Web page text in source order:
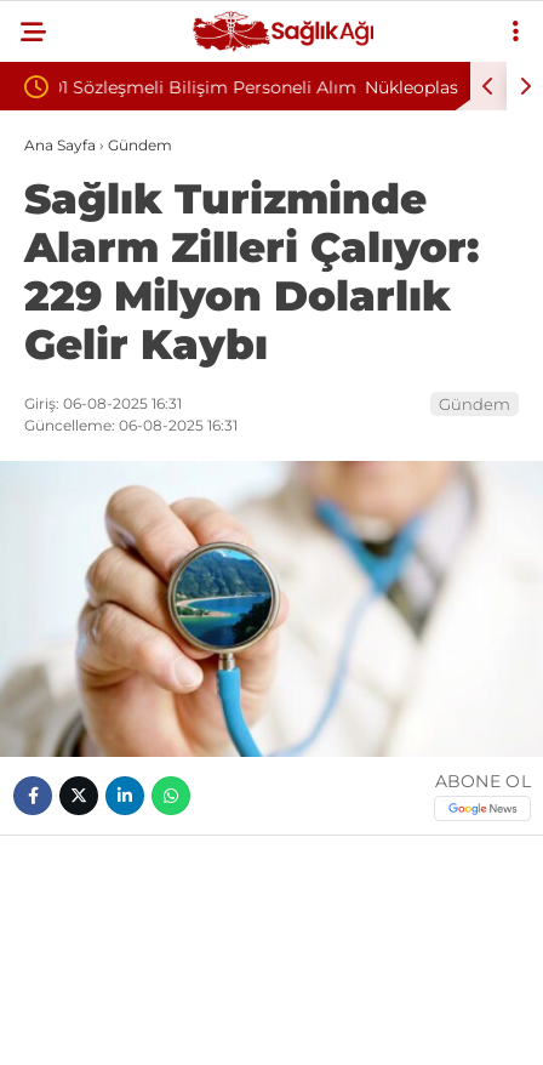
Alım Nükleoplasti mi, Ameliyat mı? Bel ve Boyun
Fıtığında Doğru Tedavi Seçimi
Ana Sayfa › Gündem
Sağlık Turizminde
Alarm Zilleri Çalıyor:
229 Milyon Dolarlık
Gelir Kaybı
Giriş: 06-08-2025 16:31
Güncelleme: 06-08-2025 16:31
Gündem
ABONE OL